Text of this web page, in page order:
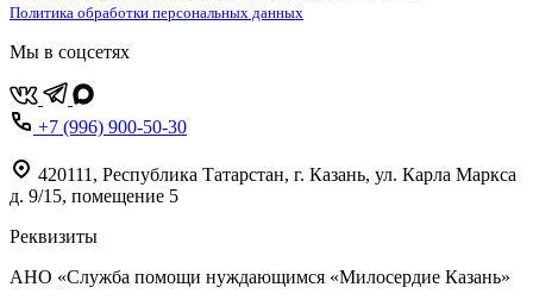
Политика обработки персональных данных
Мы в соцсетях
+7 (996) 900-50-30
420111, Республика Татарстан, г. Казань, ул. Карла Маркса
д. 9/15, помещение 5
Реквизиты
АНО «Служба помощи нуждающимся «Милосердие Казань»